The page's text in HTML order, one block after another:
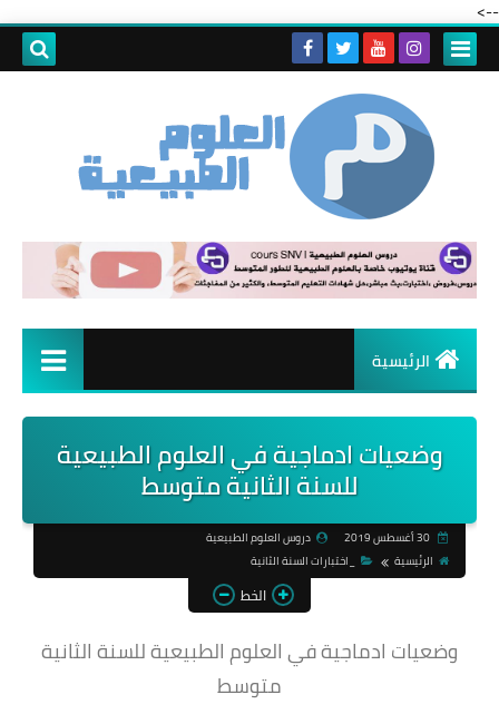
-->
الرئيسية
وضعيات ادماجية في العلوم الطبيعية
للسنة الثانية متوسط
30 أغسطس 2019
دروس العلوم الطبيعية
الرئيسية
_اختبارات السنة الثانية
الخط
وضعيات ادماجية في العلوم الطبيعية للسنة الثانية
متوسط